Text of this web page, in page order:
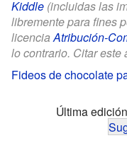
Kiddle (incluidas las
libremente para fines
licenciaAtribución-
lo contrario. Citar este
Fideos de chocolate
Última